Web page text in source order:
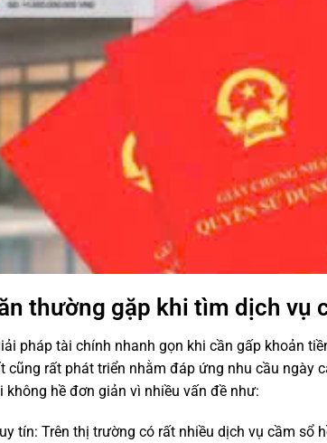
thường gặp khi tìm dịch vụ
pháp tài chính nhanh gọn khi cần gấp khoản
cũng rất phát triển nhằm đáp ứng nhu cầu ngày
hề đơn giản vì nhiều vấn đề như:
tín: Trên thị trường có rất nhiều dịch vụ cầm sổ